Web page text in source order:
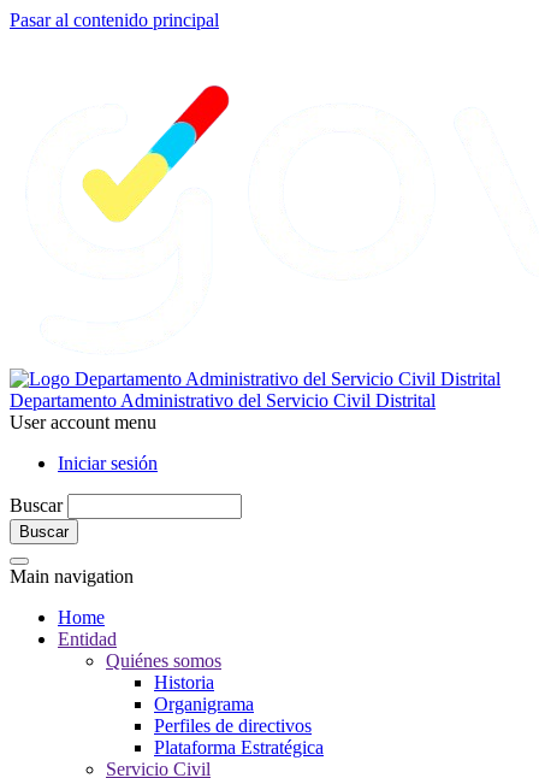
Pasar al contenido principal
Departamento Administrativo del Servicio Civil Distrital
User account menu
Iniciar sesión
Buscar
Main navigation
Home
Entidad
Quiénes somos
Historia
Organigrama
Perfiles de directivos
Plataforma Estratégica
Servicio Civil